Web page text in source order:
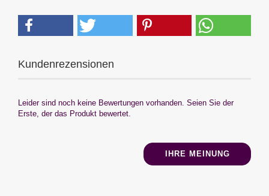
Kundenrezensionen
Leider sind noch keine Bewertungen vorhanden. Seien Sie der
Erste, der das Produkt bewertet.
IHRE MEINUNG